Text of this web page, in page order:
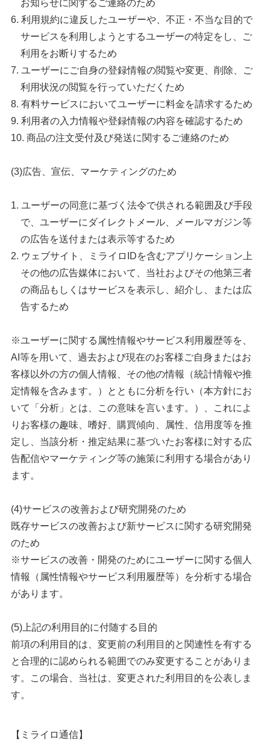
お知らせに関するご連絡のため
利用規約に違反したユーザーや、不正・不当な目的で
サービスを利用しようとするユーザーの特定をし、ご
利用をお断りするため
ユーザーにご自身の登録情報の閲覧や変更、削除、ご
利用状況の閲覧を行っていただくため
有料サービスにおいてユーザーに料金を請求するため
利用者の入力情報や登録情報の内容を確認するため
商品の注文受付及び発送に関するご連絡のため
(3)広告、宣伝、マーケティングのため
ユーザーの同意に基づく法令で供される範囲及び手段
で、ユーザーにダイレクトメール、メールマガジン等
の広告を送付または表示等するため
ウェブサイト、ミライロIDを含むアプリケーション上
その他の広告媒体において、当社およびその他第三者
の商品もしくはサービスを表示し、紹介し、または広
告するため
※ユーザーに関する属性情報やサービス利用履歴等を、
AI等を用いて、過去および現在のお客様ご自身またはお
客様以外の方の個人情報、その他の情報（統計情報や推
定情報を含みます。）とともに分析を行い（本方針にお
いて「分析」とは、この意味を言います。）、これによ
りお客様の趣味、嗜好、購買傾向、属性、信用度等を推
定し、当該分析・推定結果に基づいたお客様に対する広
告配信やマーケティング等の施策に利用する場合があり
ます。
(4)サービスの改善および研究開発のため
既存サービスの改善および新サービスに関する研究開発
のため
※サービスの改善・開発のためにユーザーに関する個人
情報（属性情報やサービス利用履歴等）を分析する場合
があります。
(5)上記の利用目的に付随する目的
前項の利用目的は、変更前の利用目的と関連性を有する
と合理的に認められる範囲でのみ変更することがありま
す。この場合、当社は、変更された利用目的を公表しま
す。
【ミライロ通信】